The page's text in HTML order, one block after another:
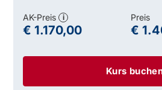
Kurs
AK-Preis i
€ 1.170,00
Preis
€